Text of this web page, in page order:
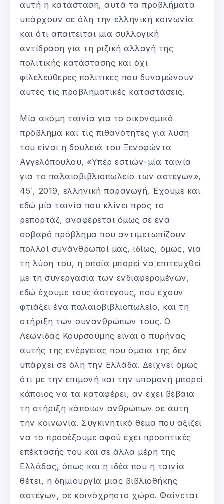
αυτή η κατάσταση, αυτά τα προβλήματα
υπάρχουν σε όλη την ελληνική κοινωνία
και ότι απαιτείται μία συλλογική
αντίδραση για τη ριζική αλλαγή της
πολιτικής κατάστασης και όχι
φιλελεύθερες πολιτικές που δυναμώνουν
αυτές τις προβληματικές καταστάσεις.
Μία ακόμη ταινία για το οικονομικό
πρόβλημα και τις πιθανότητες για λύση
του είναι η δουλειά του Ξενοφώντα
Αγγελόπουλου, «Υπέρ εστιών-μία ταινία
για το παλαιοβιβλιοπωλείο των αστέγων»,
45΄, 2019, ελληνική παραγωγή. Έχουμε και
εδώ μία ταινία που κλίνει προς το
ρεπορτάζ, αναφέρεται όμως σε ένα
σοβαρό πρόβλημα που αντιμετωπίζουν
πολλοί συνάνθρωποί μας, ιδίως, όμως, για
τη λύση του, η οποία μπορεί να επιτευχθεί
με τη συνεργασία των ενδιαφερομένων,
εδώ έχουμε τους άστεγους, που έχουν
φτιάξει ένα παλαιοβιβλιοπωλείο, και τη
στήριξη των συνανθρώπων τους. Ο
Λεωνίδας Κουρσούμης είναι ο πυρήνας
αυτής της ενέργειας που όμοια της δεν
υπάρχει σε όλη την Ελλάδα. Δείχνει όμως
ότι με την επιμονή και την υπομονή μπορεί
κάποιος να τα καταφέρει, αν έχει βέβαια
τη στήριξη κάποιων ανθρώπων σε αυτή
την κοινωνία. Συγκινητικό θέμα που αξίζει
να το προσέξουμε αφού έχει προοπτικές
επέκτασής του και σε άλλα μέρη της
Ελλάδας, όπως και η ιδέα που η ταινία
θέτει, η δημιουργία μιας βιβλιοθήκης
αστέγων, σε κοινόχρηστο χώρο. Φαίνεται